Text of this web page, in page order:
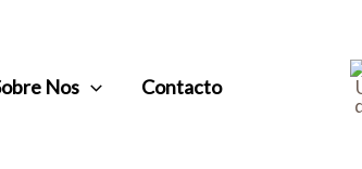
Nos Contacto